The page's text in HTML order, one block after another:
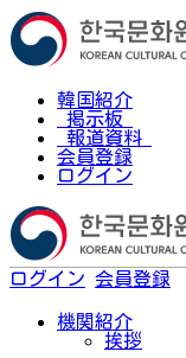
韓国紹介
掲示板
報道資料
会員登録
ログイン
ログイン 会員登録
機関紹介
挨拶